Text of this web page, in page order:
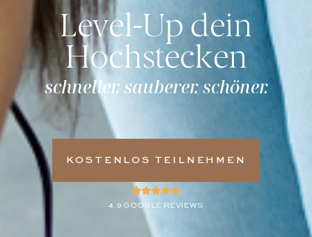
4.9 GOOGLE REVIEWS
KOSTENLOS TEILNEHMEN
schneller. sauberer. schöner.
Level-Up dein
Hochstecken